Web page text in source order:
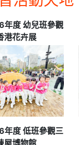
度 幼兒班參觀
港花卉展
度 低班參觀三